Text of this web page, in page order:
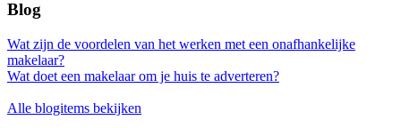
Blog
Wat zijn de voordelen van het werken met een onafhankelijke
makelaar?
Wat doet een makelaar om je huis te adverteren?
Alle blogitems bekijken